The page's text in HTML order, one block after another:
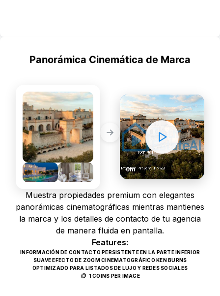
Panorámica Cinemática de Marca
6m
Muestra propiedades premium con elegantes
panorámicas cinematográficas mientras mantienes
la marca y los detalles de contacto de tu agencia
de manera fluida en pantalla.
Features:
INFORMACIÓN DE CONTACTO PERSISTENTE EN LA PARTE INFERIOR
SUAVE EFECTO DE ZOOM CINEMATOGRÁFICO KEN BURNS
OPTIMIZADO PARA LISTADOS DE LUJO Y REDES SOCIALES
🪙 1 COINS PER IMAGE